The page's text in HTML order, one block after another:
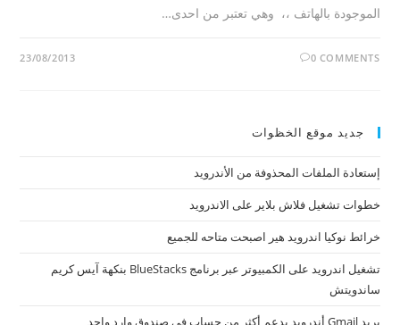
الموجودة بالهاتف ،، وهي تعتبر من احدى…
0 COMMENTS
23/08/2013
جديد موقع الخظوات
إستعادة الملفات المحذوفة من الأندرويد
خطوات تشغيل فلاش بلاير على الاندرويد
خرائط نوكيا اندرويد هير اصبحت متاحه للجميع
تشغيل اندرويد على الكمبيوتر عبر برنامج BlueStacks بنكهة آيس كريم
ساندويتش
بريد Gmail أندرويد يدعم أكثر من حساب في صندوق وارد واحد